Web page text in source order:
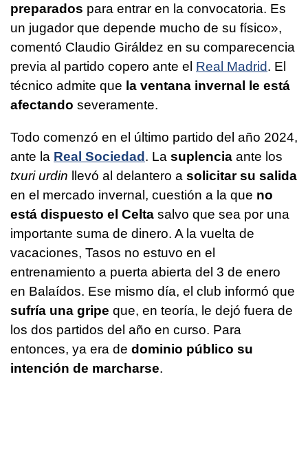
preparados para entrar en la convocatoria. Es
un jugador que depende mucho de su físico»,
comentó Claudio Giráldez en su comparecencia
previa al partido copero ante el Real Madrid. El
técnico admite que la ventana invernal le está
afectando severamente.
Todo comenzó en el último partido del año 2024,
ante la Real Sociedad. La suplencia ante los
txuri urdin llevó al delantero a solicitar su salida
en el mercado invernal, cuestión a la que no
está dispuesto el Celta salvo que sea por una
importante suma de dinero. A la vuelta de
vacaciones, Tasos no estuvo en el
entrenamiento a puerta abierta del 3 de enero
en Balaídos. Ese mismo día, el club informó que
sufría una gripe que, en teoría, le dejó fuera de
los dos partidos del año en curso. Para
entonces, ya era de dominio público su
intención de marcharse.